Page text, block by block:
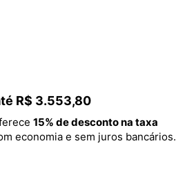
R$ 3.553,80
15% de desconto na taxa
economia e sem juros bancários.